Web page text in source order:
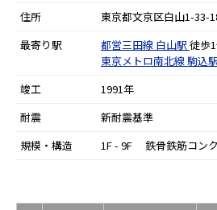
住所
東京都文京区白山1-33-
最寄り駅
都営三田線 白山駅 徒歩
東京メトロ南北線駒込駅
竣工
1991年
耐震
新耐震基準
規模・構造
1F - 9F 鉄骨鉄筋コン